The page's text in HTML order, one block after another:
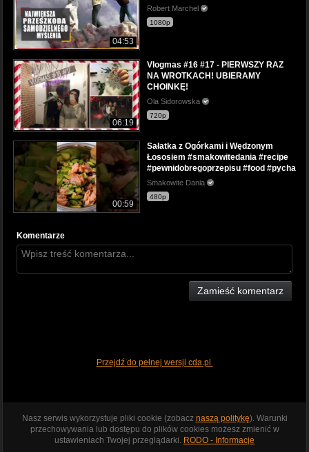
04:53
Robert Marchel
1080p
06:19
Vlogmas #16 #17 - PIERWSZY RAZ
NA WROTKACH! UBIERAMY
CHOINKĘ!
Ola Sidorowska
720p
00:59
Sałatka z Ogórkami i Wędzonym
Łososiem #smakowitedania #recipe
#pewnidobregoprzepisu #food #pycha
Smakowite Dania
480p
Komentarze
Zamieść komentarz
Przejdź do pełnej wersji cda.pl
Nasz serwis wykorzystuje pliki cookie (zobacz naszą politykę). Warunki
przechowywania lub dostępu do plików cookies możesz zmienić w
ustawieniach Twojej przeglądarki. RODO - Informacje